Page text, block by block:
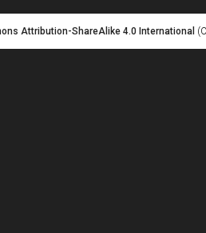
Attribution-ShareAlike 4.0 International